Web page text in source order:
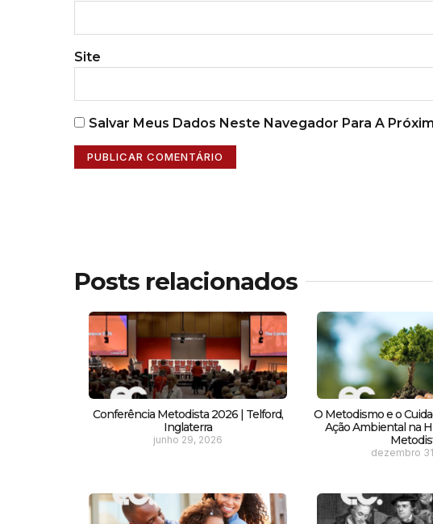
Site
Salvar Meus Dados Neste Navegador Para A
Posts relacionados
Conferência Metodista 2026 | Telford,
Inglaterra
junho 29, 2026
O Metodismo e o
Ação Ambiental na
dezembro